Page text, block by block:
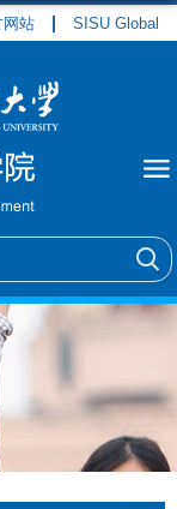
网站 SISU Global